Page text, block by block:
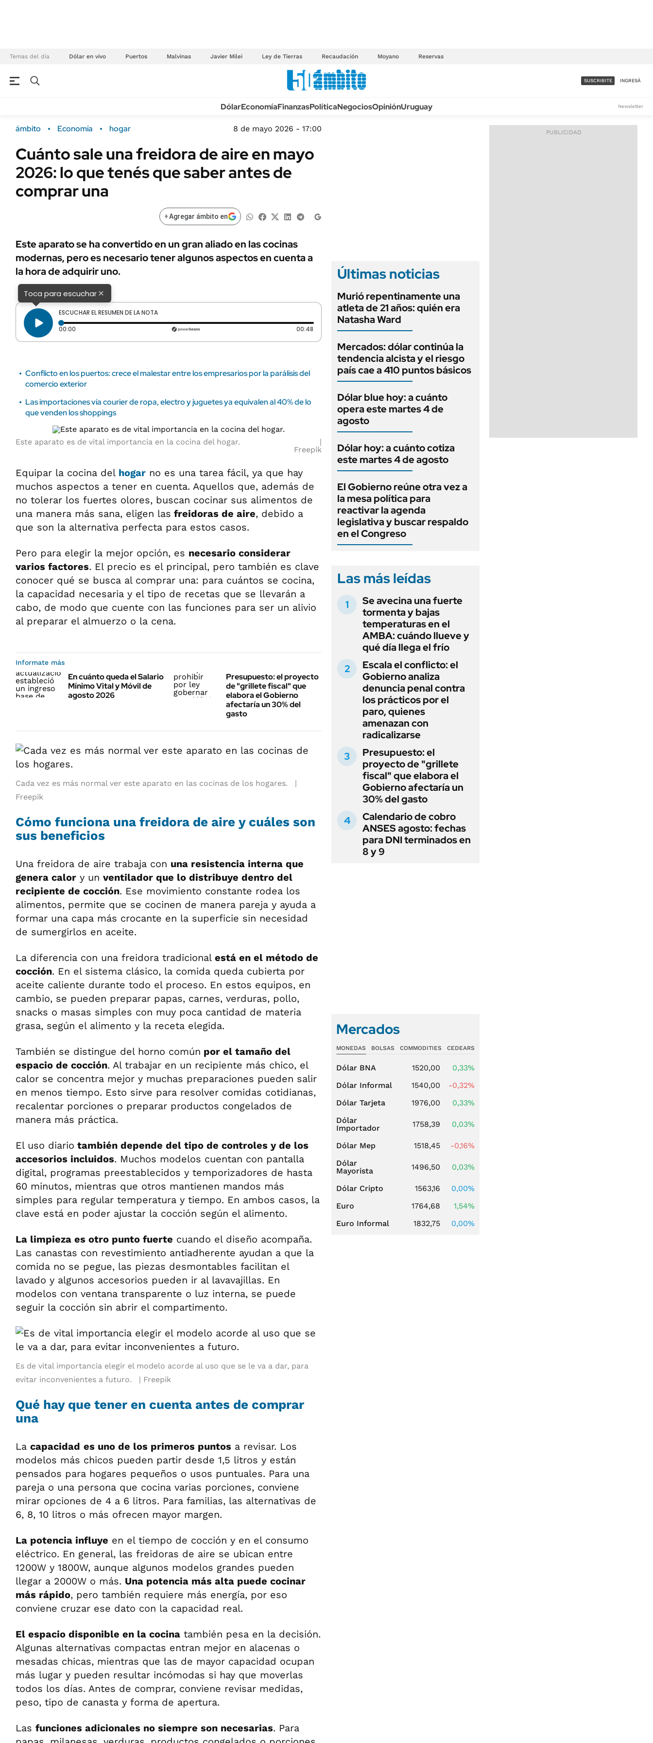
Temas del día Dólar en vivo Puertos Malvinas Javier Milei Ley de Tierras Recaudación Moyano Reservas
Campo
FINANZAS
Dólar
Sustentabilidad
Seguros
ENERGY REPORT
URUGUAY
TECNOLOGÍA
MÉXICO
MUNDO
INFORMACIÓN GENERAL
AUTOS
ACCESO FULL - $1.800/MES
SUSCRIBITE INGRESÁ
DólarEconomíaFinanzasPolíticaNegociosOpiniónUruguay Newsletter
ámbito Economía hogar 8 de mayo 2026 - 17:00
Cuánto sale una freidora de aire en mayo
2026: lo que tenés que saber antes de
comprar una
+Agregar ámbito en
Este aparato se ha convertido en un gran aliado en las cocinas
modernas, pero es necesario tener algunos aspectos en cuenta a
la hora de adquirir uno.
Toca para escuchar×
ESCUCHAR EL RESUMEN DE LA NOTA
00:00 Tiempo transcurrido: 0 segundos 00:48 Duración: 48 segundos
Conflicto en los puertos: crece el malestar entre los empresarios por la parálisis del
comercio exterior
Las importaciones vía courier de ropa, electro y juguetes ya equivalen al 40% de lo
que venden los shoppings
Este aparato es de vital importancia en la cocina del hogar.
Freepik
Equipar la cocina del hogar no es una tarea fácil, ya que hay
muchos aspectos a tener en cuenta. Aquellos que, además de
no tolerar los fuertes olores, buscan cocinar sus alimentos de
una manera más sana, eligen las freidoras de aire, debido a
que son la alternativa perfecta para estos casos.
Pero para elegir la mejor opción, es necesario considerar
varios factores. El precio es el principal, pero también es clave
conocer qué se busca al comprar una: para cuántos se cocina,
la capacidad necesaria y el tipo de recetas que se llevarán a
cabo, de modo que cuente con las funciones para ser un alivio
al preparar el almuerzo o la cena.
Informate más
En cuánto queda el Salario
Mínimo Vital y Móvil de
agosto 2026
Presupuesto: el proyecto
de "grillete fiscal" que
elabora el Gobierno
afectaría un 30% del
gasto
Cada vez es más normal ver este aparato en las cocinas de los hogares.
Freepik
Cómo funciona una freidora de aire y cuáles son
sus beneficios
Una freidora de aire trabaja con una resistencia interna que
genera calor y un ventilador que lo distribuye dentro del
recipiente de cocción. Ese movimiento constante rodea los
alimentos, permite que se cocinen de manera pareja y ayuda a
formar una capa más crocante en la superficie sin necesidad
de sumergirlos en aceite.
La diferencia con una freidora tradicional está en el método de
cocción. En el sistema clásico, la comida queda cubierta por
aceite caliente durante todo el proceso. En estos equipos, en
cambio, se pueden preparar papas, carnes, verduras, pollo,
snacks o masas simples con muy poca cantidad de materia
grasa, según el alimento y la receta elegida.
También se distingue del horno común por el tamaño del
espacio de cocción. Al trabajar en un recipiente más chico, el
calor se concentra mejor y muchas preparaciones pueden salir
en menos tiempo. Esto sirve para resolver comidas cotidianas,
recalentar porciones o preparar productos congelados de
manera más práctica.
El uso diario también depende del tipo de controles y de los
accesorios incluidos. Muchos modelos cuentan con pantalla
digital, programas preestablecidos y temporizadores de hasta
60 minutos, mientras que otros mantienen mandos más
simples para regular temperatura y tiempo. En ambos casos, la
clave está en poder ajustar la cocción según el alimento.
La limpieza es otro punto fuerte cuando el diseño acompaña.
Las canastas con revestimiento antiadherente ayudan a que la
comida no se pegue, las piezas desmontables facilitan el
lavado y algunos accesorios pueden ir al lavavajillas. En
modelos con ventana transparente o luz interna, se puede
seguir la cocción sin abrir el compartimento.
Es de vital importancia elegir el modelo acorde al uso que se le va a dar, para
evitar inconvenientes a futuro.
Freepik
Qué hay que tener en cuenta antes de comprar
una
La capacidad es uno de los primeros puntos a revisar. Los
modelos más chicos pueden partir desde 1,5 litros y están
pensados para hogares pequeños o usos puntuales. Para una
pareja o una persona que cocina varias porciones, conviene
mirar opciones de 4 a 6 litros. Para familias, las alternativas de
6, 8, 10 litros o más ofrecen mayor margen.
La potencia influye en el tiempo de cocción y en el consumo
eléctrico. En general, las freidoras de aire se ubican entre
1200W y 1800W, aunque algunos modelos grandes pueden
llegar a 2000W o más. Una potencia más alta puede cocinar
más rápido, pero también requiere más energía, por eso
conviene cruzar ese dato con la capacidad real.
El espacio disponible en la cocina también pesa en la decisión.
Algunas alternativas compactas entran mejor en alacenas o
mesadas chicas, mientras que las de mayor capacidad ocupan
más lugar y pueden resultar incómodas si hay que moverlas
todos los días. Antes de comprar, conviene revisar medidas,
peso, tipo de canasta y forma de apertura.
Las funciones adicionales no siempre son necesarias. Para
Últimas noticias
Murió repentinamente una
atleta de 21 años: quién era
Natasha Ward
Mercados: dólar continúa la
tendencia alcista y el riesgo
país cae a 410 puntos básicos
Dólar blue hoy: a cuánto
opera este martes 4 de
agosto
Dólar hoy: a cuánto cotiza
este martes 4 de agosto
El Gobierno reúne otra vez a
la mesa política para
reactivar la agenda
legislativa y buscar respaldo
en el Congreso
Las más leídas
Se avecina una fuerte
tormenta y bajas
temperaturas en el
AMBA: cuándo llueve y
qué día llega el frío
Escala el conflicto: el
Gobierno analiza
denuncia penal contra
los prácticos por el
paro, quienes
amenazan con
radicalizarse
Presupuesto: el
proyecto de "grillete
fiscal" que elabora el
Gobierno afectaría un
30% del gasto
Calendario de cobro
ANSES agosto: fechas
para DNI terminados en
8 y 9
Mercados
MONEDAS BOLSAS COMMODITIES CEDEARS
Dólar BNA 1520,00
0,33%
Dólar Informal
1540,00
-0,32%
Dólar Tarjeta
1976,00
0,33%
Dólar
Importador
1758,39 0,03%
Dólar Mep 1518,45
-0,16%
Dólar
Mayorista
1496,50 0,03%
Dólar Cripto 1563,16
0,00%
Euro
1764,68
1,54%
Euro Informal
1832,75 0,00%